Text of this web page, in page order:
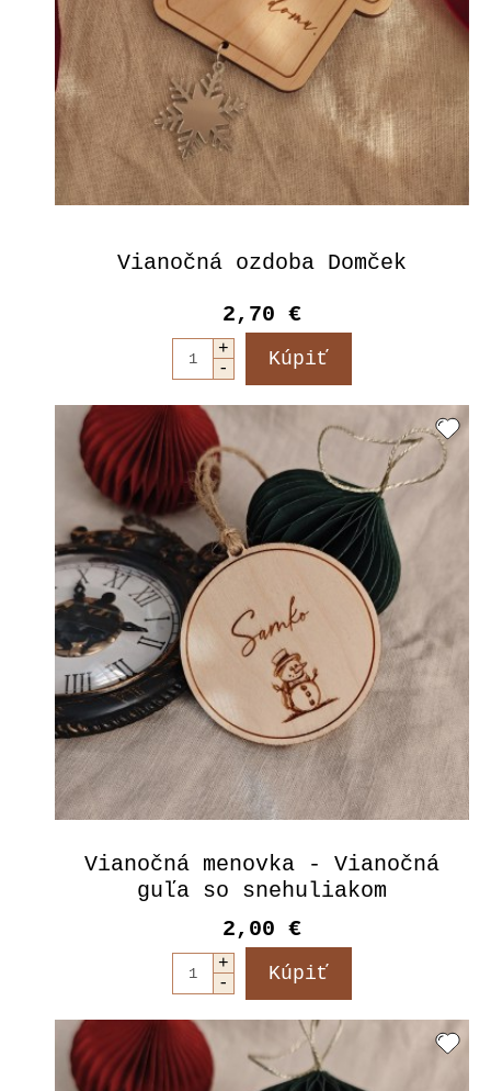
Vianočná ozdoba Domček
2,70 €
Vianočná menovka - Vianočná
guľa so snehuliakom
2,00 €